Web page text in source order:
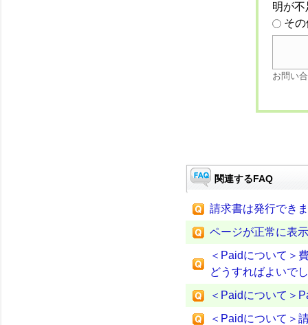
明が
そ
お問い
関連するFAQ
請求書は発行でき
ページが正常に表
＜Paidについて＞
どうすればよいで
＜Paidについて＞
＜Paidについて＞